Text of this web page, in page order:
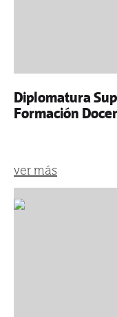
Diplomatura
Formación
ver más